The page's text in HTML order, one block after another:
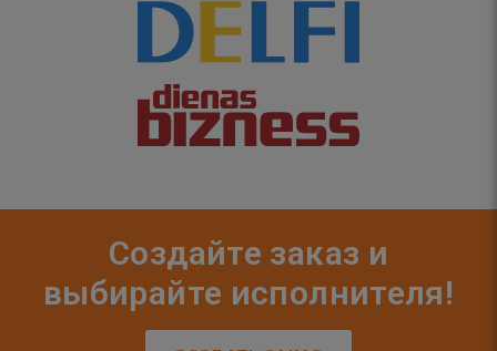
Создайте заказ и
выбирайте исполнителя!